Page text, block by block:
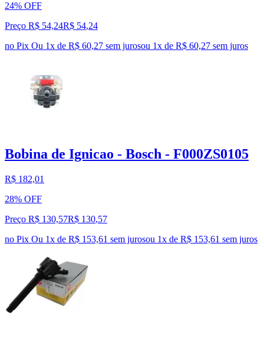
24% OFF
Preço R$ 54,24R$ 54,24
no Pix Ou 1x de R$ 60,27 sem jurosou 1x de R$ 60,27 sem juros
Bobina de Ignicao - Bosch - F000ZS0105
R$ 182,01
28% OFF
Preço R$ 130,57R$ 130,57
no Pix Ou 1x de R$ 153,61 sem jurosou 1x de R$ 153,61 sem juros